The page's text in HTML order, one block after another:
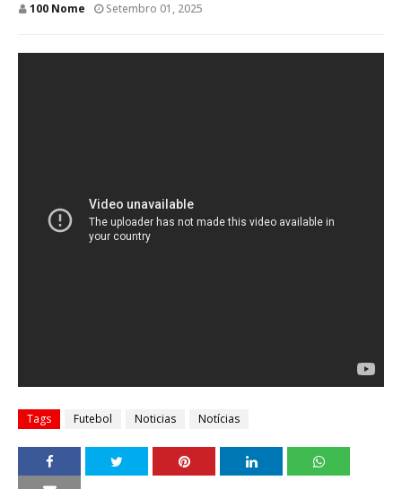
100 Nome Setembro 01, 2025
Tags Futebol Noticias Notícias